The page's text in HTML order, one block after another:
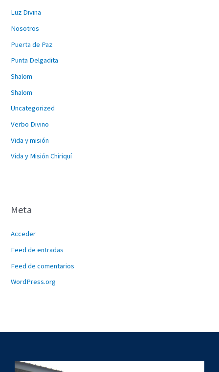
Luz Divina
Nosotros
Puerta de Paz
Punta Delgadita
Shalom
Shalom
Uncategorized
Verbo Divino
Vida y misión
Vida y Misión Chiriquí
Meta
Acceder
Feed de entradas
Feed de comentarios
WordPress.org